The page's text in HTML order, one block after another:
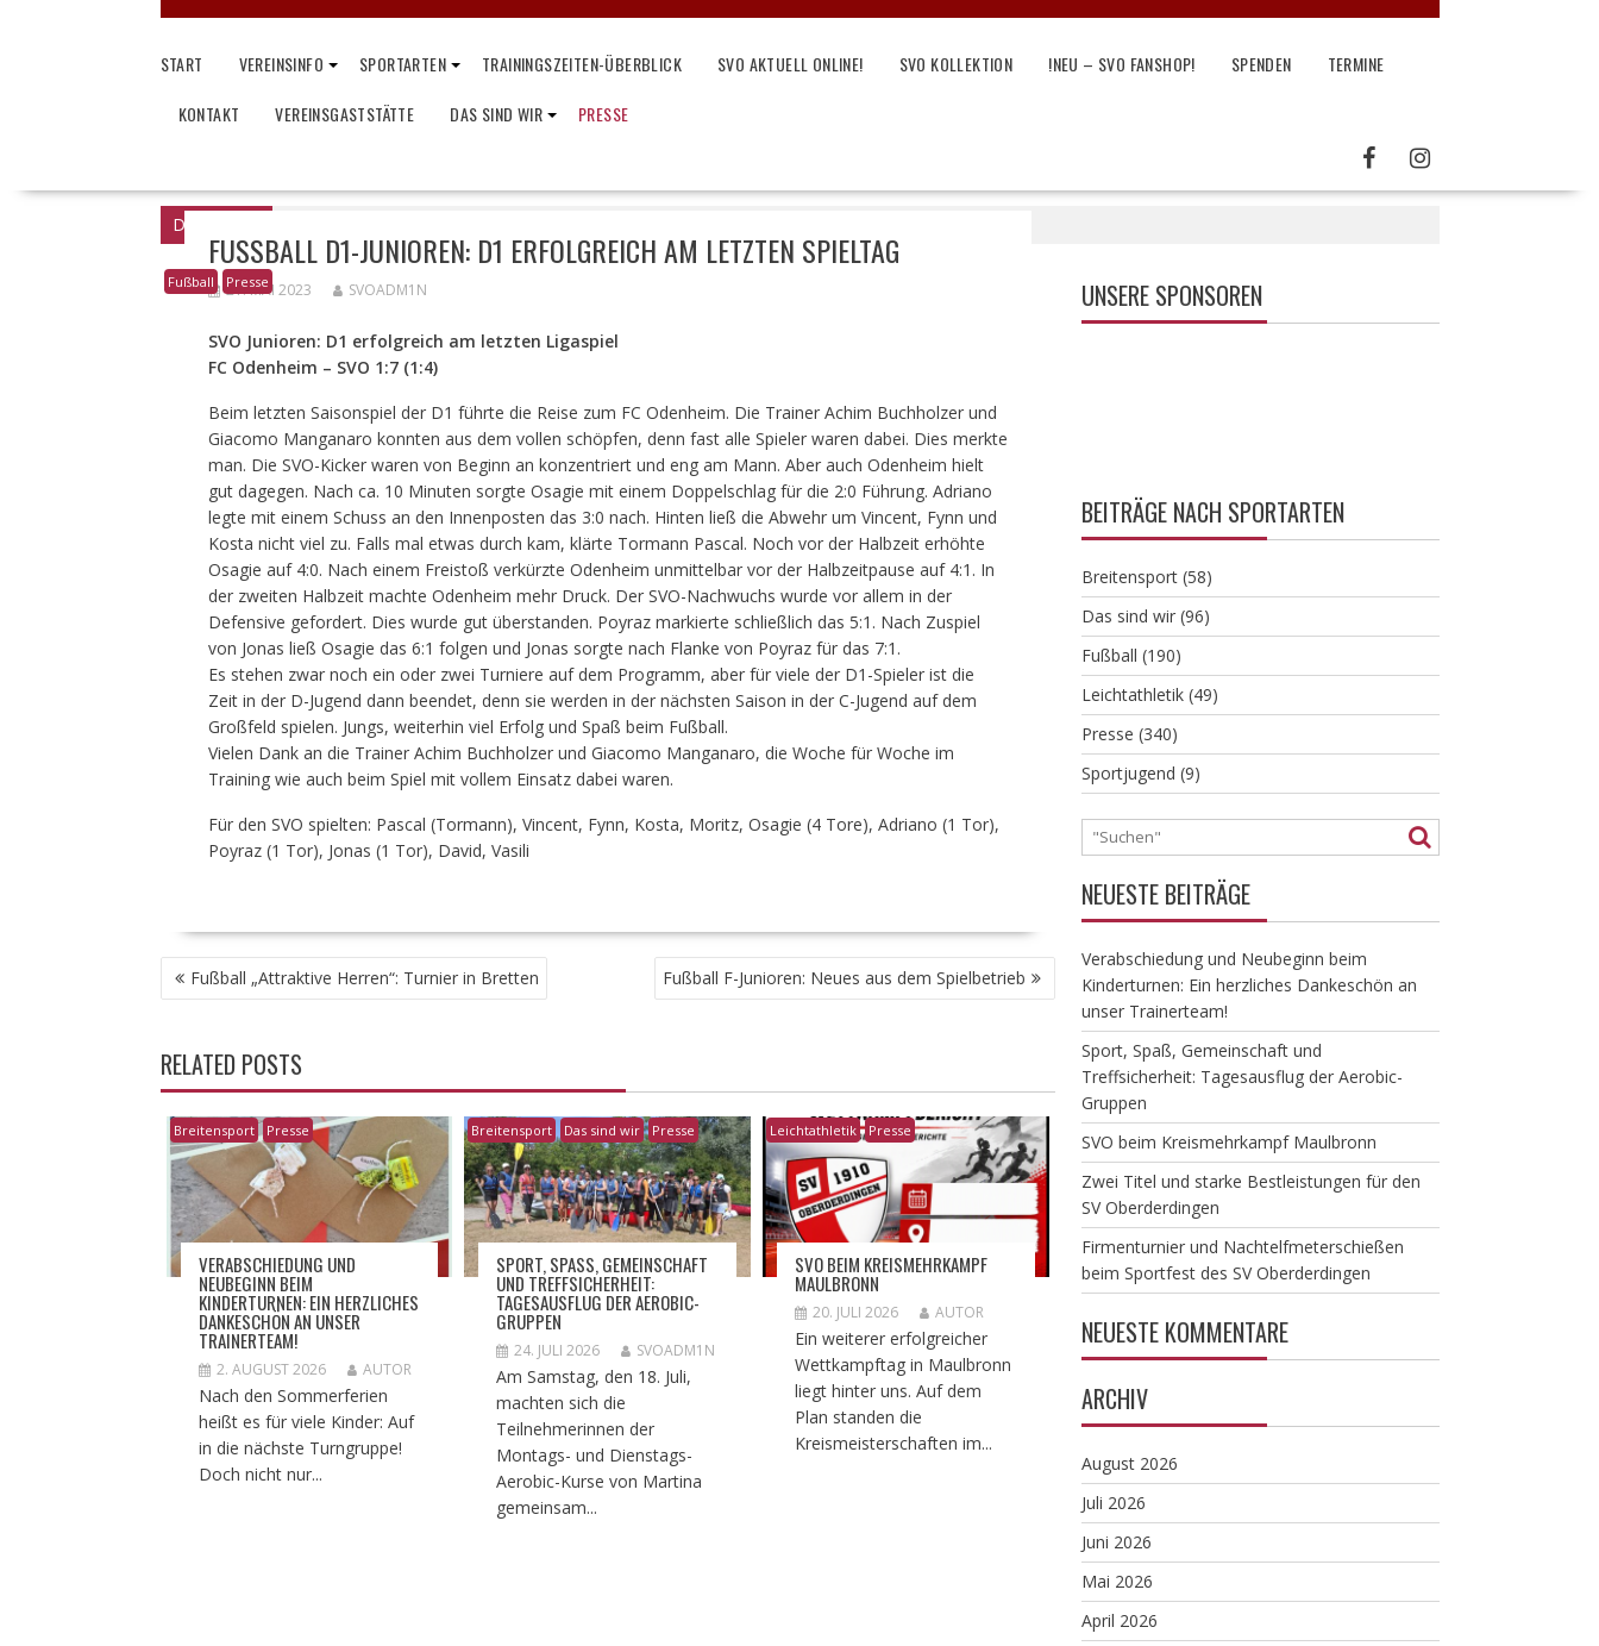
START VEREINSINFO SPORTARTEN TRAININGSZEITEN-ÜBERBLICK SVO AKTUELL ONLINE! SVO KOLLEKTION !NEU – SVO FANSHOP! SPENDEN
TERMINE
KONTAKT
VEREINSGASTSTÄTTE DAS SIND WIR PRESSE
Du bist hier
Fußball Presse
FUSSBALL D1-JUNIOREN: D1 ERFOLGREICH AM LETZTEN SPIELTAG
21. MAI 2023 SVOADM1N
SVO Junioren: D1 erfolgreich am letzten Ligaspiel
FC Odenheim – SVO 1:7 (1:4)
Beim letzten Saisonspiel der D1 führte die Reise zum FC Odenheim. Die Trainer Achim Buchholzer und
Giacomo Manganaro konnten aus dem vollen schöpfen, denn fast alle Spieler waren dabei. Dies merkte
man. Die SVO-Kicker waren von Beginn an konzentriert und eng am Mann. Aber auch Odenheim hielt
gut dagegen. Nach ca. 10 Minuten sorgte Osagie mit einem Doppelschlag für die 2:0 Führung. Adriano
legte mit einem Schuss an den Innenposten das 3:0 nach. Hinten ließ die Abwehr um Vincent, Fynn und
Kosta nicht viel zu. Falls mal etwas durch kam, klärte Tormann Pascal. Noch vor der Halbzeit erhöhte
Osagie auf 4:0. Nach einem Freistoß verkürzte Odenheim unmittelbar vor der Halbzeitpause auf 4:1. In
der zweiten Halbzeit machte Odenheim mehr Druck. Der SVO-Nachwuchs wurde vor allem in der
Defensive gefordert. Dies wurde gut überstanden. Poyraz markierte schließlich das 5:1. Nach Zuspiel
von Jonas ließ Osagie das 6:1 folgen und Jonas sorgte nach Flanke von Poyraz für das 7:1.
Es stehen zwar noch ein oder zwei Turniere auf dem Programm, aber für viele der D1-Spieler ist die
Zeit in der D-Jugend dann beendet, denn sie werden in der nächsten Saison in der C-Jugend auf dem
Großfeld spielen. Jungs, weiterhin viel Erfolg und Spaß beim Fußball.
Vielen Dank an die Trainer Achim Buchholzer und Giacomo Manganaro, die Woche für Woche im
Training wie auch beim Spiel mit vollem Einsatz dabei waren.
Für den SVO spielten: Pascal (Tormann), Vincent, Fynn, Kosta, Moritz, Osagie (4 Tore), Adriano (1 Tor),
Poyraz (1 Tor), Jonas (1 Tor), David, Vasili
BEITRAGSNAVIGATION
Fußball „Attraktive Herren“: Turnier in Bretten Fußball F-Junioren: Neues aus dem Spielbetrieb
RELATED POSTS
Breitensport Presse
VERABSCHIEDUNG UND
NEUBEGINN BEIM
KINDERTURNEN: EIN HERZLICHES
DANKESCHÖN AN UNSER
TRAINERTEAM!
2. AUGUST 2026 AUTOR
Nach den Sommerferien
heißt es für viele Kinder: Auf
in die nächste Turngruppe!
Doch nicht nur...
Breitensport Das sind wir Presse
​SPORT, SPASS, GEMEINSCHAFT U
ND TREFFSICHERHEIT: T
AGESAUSFLUG DER AEROBIC-G
RUPPEN
24. JULI 2026 SVOADM1N
Am Samstag, den 18. Juli,
machten sich die
Teilnehmerinnen der
Montags- und Dienstags-
Aerobic-Kurse von Martina
gemeinsam...
Leichtathletik Presse
SVO BEIM KREISMEHRKAMPF
MAULBRONN
20. JULI 2026 AUTOR
Ein weiterer erfolgreicher
Wettkampftag in Maulbronn
liegt hinter uns. Auf dem
Plan standen die
Kreismeisterschaften im...
UNSERE SPONSOREN
BEITRÄGE NACH SPORTARTEN
Breitensport(58)
Das sind wir(96)
Fußball (190)
Leichtathletik(49)
Presse (340)
Sportjugend (9)
NEUESTE BEITRÄGE
Verabschiedung und Neubeginn beim
Kinderturnen: Ein herzliches Dankeschön an
unser Trainerteam!
​Sport, Spaß, Gemeinschaft und
Treffsicherheit: Tagesausflug der Aerobic-
Gruppen
SVO beim Kreismehrkampf Maulbronn
Zwei Titel und starke Bestleistungen für den
SV Oberderdingen
Firmenturnier und Nachtelfmeterschießen
beim Sportfest des SV Oberderdingen
NEUESTE KOMMENTARE
ARCHIV
August 2026
Juli 2026
Juni 2026
Mai 2026
April 2026